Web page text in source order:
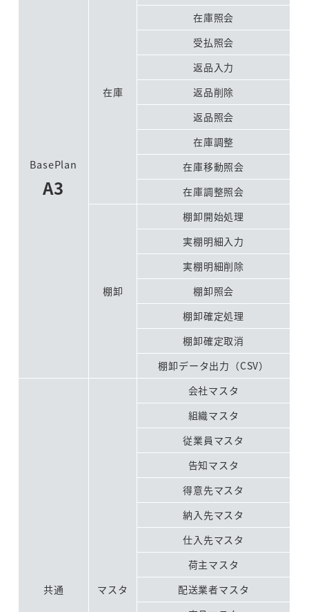
BasePlan
A3
在庫
在庫照会
受払照会
返品入力
返品削除
返品照会
在庫調整
在庫移動照会
在庫調整照会
棚卸
棚卸開始処理
実棚明細入力
実棚明細削除
棚卸照会
棚卸確定処理
棚卸確定取消
棚卸データ出力（CSV）
共通 マスタ
会社マスタ
組織マスタ
従業員マスタ
告知マスタ
得意先マスタ
納入先マスタ
仕入先マスタ
荷主マスタ
配送業者マスタ